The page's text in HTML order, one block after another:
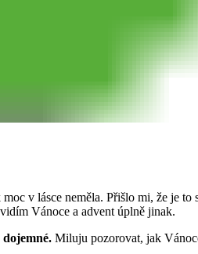
v lásce neměla. Přišlo mi, že je
Vánoce a advent úplně jinak.
dojemné. Miluju pozorovat, jak